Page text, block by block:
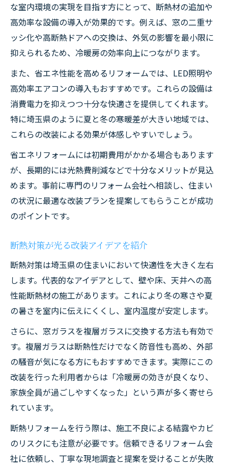
な室内環境の実現を目指す方にとって、断熱材の追加や
高効率な設備の導入が効果的です。例えば、窓の二重サ
ッシ化や高断熱ドアへの交換は、外気の影響を最小限に
抑えられるため、冷暖房の効率向上につながります。
また、省エネ性能を高めるリフォームでは、LED照明や
高効率エアコンの導入もおすすめです。これらの設備は
消費電力を抑えつつ十分な快適さを提供してくれます。
特に埼玉県のように夏と冬の寒暖差が大きい地域では、
これらの改装による効果が体感しやすいでしょう。
省エネリフォームには初期費用がかかる場合もあります
が、長期的には光熱費削減などで十分なメリットが見込
めます。事前に専門のリフォーム会社へ相談し、住まい
の状況に最適な改装プランを提案してもらうことが成功
のポイントです。
断熱対策が光る改装アイデアを紹介
断熱対策は埼玉県の住まいにおいて快適性を大きく左右
します。代表的なアイデアとして、壁や床、天井への高
性能断熱材の施工があります。これにより冬の寒さや夏
の暑さを室内に伝えにくくし、室内温度が安定します。
さらに、窓ガラスを複層ガラスに交換する方法も有効で
す。複層ガラスは断熱性だけでなく防音性も高め、外部
の騒音が気になる方にもおすすめできます。実際にこの
改装を行った利用者からは「冷暖房の効きが良くなり、
家族全員が過ごしやすくなった」という声が多く寄せら
れています。
断熱リフォームを行う際は、施工不良による結露やカビ
のリスクにも注意が必要です。信頼できるリフォーム会
社に依頼し、丁寧な現地調査と提案を受けることが失敗